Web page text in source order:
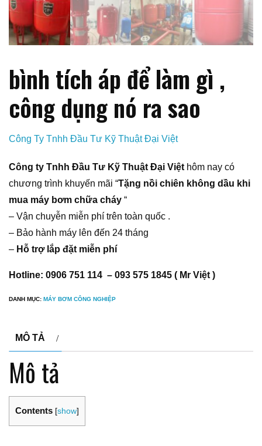
bình tích áp để làm gì ,
công dụng nó ra sao
Công Ty Tnhh Đầu Tư Kỹ Thuật Đại Việt
Công ty Tnhh Đầu Tư Kỹ Thuật Đại Việt hôm nay có
chương trình khuyến mãi “Tặng nồi chiên không dầu khi
mua máy bơm chữa cháy “
– Vận chuyễn miễn phí trên toàn quốc .
– Bảo hành máy lên đến 24 tháng
– Hỗ trợ lắp đặt miễn phí
Hotline: 0906 751 114 – 093 575 1845 ( Mr Việt )
DANH MỤC: MÁY BƠM CÔNG NGHIỆP
MÔ TẢ
Mô tả
Contents [show]